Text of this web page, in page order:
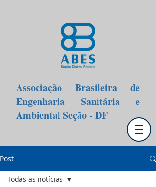
Associação Brasileira de
Engenharia Sanitária e
Ambiental Seção - DF
Post
Todas as notícias